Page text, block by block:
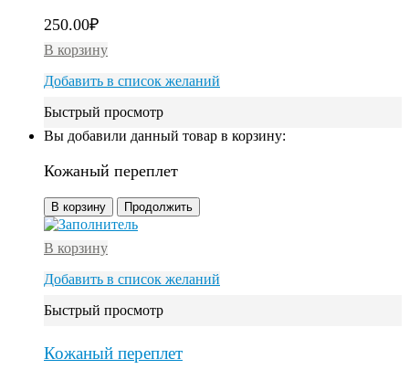
250.00₽
В корзину
Добавить в список желаний
Быстрый просмотр
Вы добавили данный товар в корзину:
Кожаный переплет
В корзину Продолжить
В корзину
Добавить в список желаний
Быстрый просмотр
Кожаный переплет